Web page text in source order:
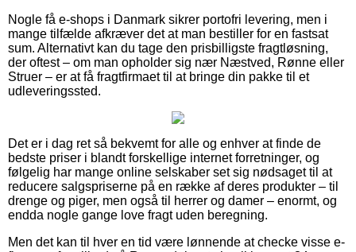
Nogle få e-shops i Danmark sikrer portofri levering, men i
mange tilfælde afkræver det at man bestiller for en fastsat
sum. Alternativt kan du tage den prisbilligste fragtløsning,
der oftest – om man opholder sig nær Næstved, Rønne eller
Struer – er at få fragtfirmaet til at bringe din pakke til et
udleveringssted.
Det er i dag ret så bekvemt for alle og enhver at finde de
bedste priser i blandt forskellige internet forretninger, og
følgelig har mange online selskaber set sig nødsaget til at
reducere salgspriserne på en række af deres produkter – til
drenge og piger, men også til herrer og damer – enormt, og
endda nogle gange love fragt uden beregning.
Men det kan til hver en tid være lønnende at checke visse e-